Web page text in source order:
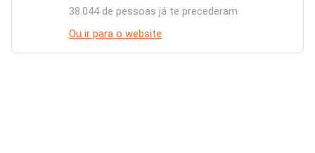
38.044 de pessoas já te precederam
Ou ir para o website